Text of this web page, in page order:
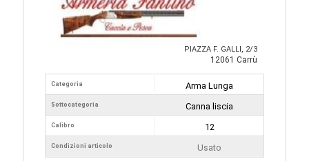
PIAZZA F. GALLI, 2/3
12061 Carrù
Categoria
Sottocategoria
Calibro
Condizioni articolo
Arma Lunga
Canna liscia
12
Usato